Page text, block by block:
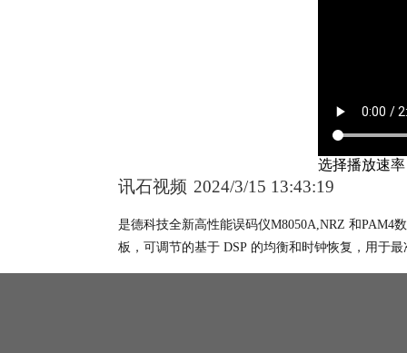
选择播放速
讯石视频 2024/3/15 13:43:19
是德科技全新高性能误码仪M8050A,NRZ 和PAM4
板，可调节的基于 DSP 的均衡和时钟恢复，用于